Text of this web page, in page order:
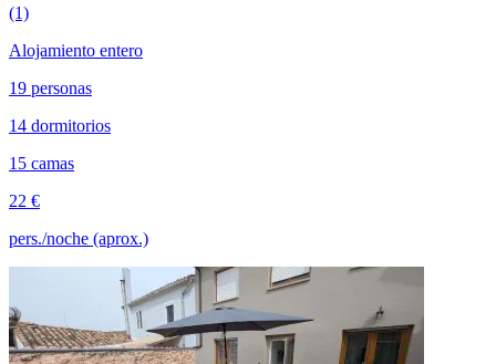
(1)
Alojamiento entero
19 personas
14 dormitorios
15 camas
22 €
pers./noche (aprox.)